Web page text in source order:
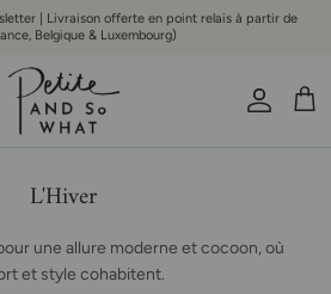
| Livraison offerte en point relais à partir de
Belgique & Luxembourg)
Compte
L'Hiver
une allure moderne et cocoon, où
et style cohabitent.